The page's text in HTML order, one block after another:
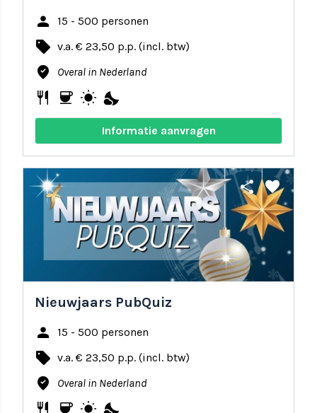
person 15 - 500 personen
local_offer v.a. € 23,50 p.p. (incl. btw)
where_to_vote Overal in Nederland
restaurant coffee wb_sunny nights_stay
Informatie aanvragen
share favorite
Nieuwjaars PubQuiz
person 15 - 500 personen
local_offer v.a. € 23,50 p.p. (incl. btw)
where_to_vote Overal in Nederland
restaurant coffee wb_sunny nights_stay